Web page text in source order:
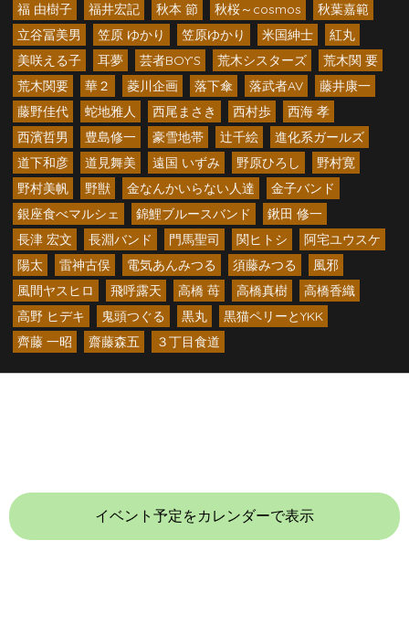
福 由樹子
福井宏記 秋本 節 秋桜～cosmos
秋葉嘉範
立谷冨美男
笠原 ゆかり 笠原ゆかり 米国紳士
紅丸
美咲える子
耳夢 芸者BOY’S 荒木シスターズ
荒木関 要
荒木関要
華２ 菱川企画 落下傘 落武者AV
藤井康一
藤野佳代
蛇地雅人 西尾まさき 西村歩
西海 孝
西濱哲男
豊島修一 豪雪地帯 辻千絵
進化系ガールズ
道下和彦
道見舞美 遠国 いずみ 野原ひろし
野村寛
野村美帆
野獣 金なんかいらない人達
金子バンド
銀座食べマルシェ
錦鯉ブルースバンド
鍬田 修一
長津 宏文
長淵バンド 門馬聖司 関ヒトシ
阿宅ユウスケ
陽太
雷神古俣 電気あんみつる 須藤みつる
風邪
風間ヤスヒロ
飛呼露天 高橋 苺 高橋真樹
高橋香織
高野 ヒデキ
鬼頭つぐる 黒丸
黒猫ペリーとYKK
齊藤 一昭
齋藤森五 ３丁目食道
イベント予定をカレンダーで表示